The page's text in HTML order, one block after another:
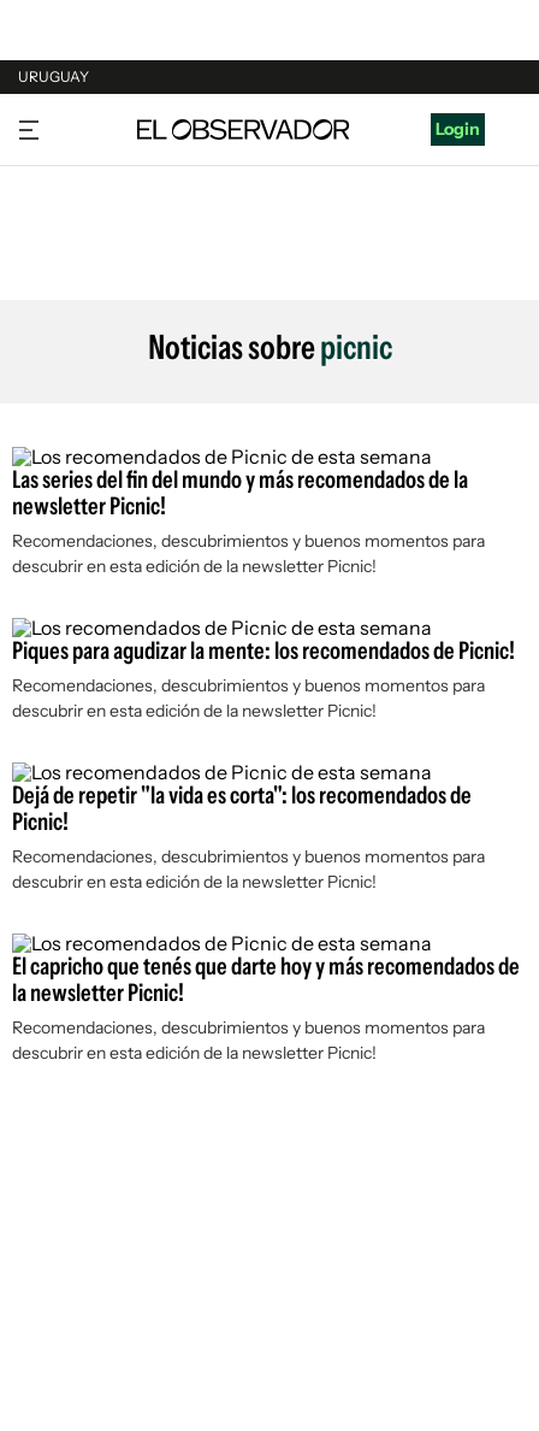
URUGUAY
URUGUAY
ARGENTINA
Login
Noticias sobrepicnic
Las series del fin del mundo y más recomendados de la
newsletter Picnic!
Recomendaciones, descubrimientos y buenos momentos para
descubrir en esta edición de la newsletter Picnic!
Piques para agudizar la mente: los recomendados de Picnic!
Recomendaciones, descubrimientos y buenos momentos para
descubrir en esta edición de la newsletter Picnic!
Dejá de repetir "la vida es corta": los recomendados de
Picnic!
Recomendaciones, descubrimientos y buenos momentos para
descubrir en esta edición de la newsletter Picnic!
El capricho que tenés que darte hoy y más recomendados de
la newsletter Picnic!
Recomendaciones, descubrimientos y buenos momentos para
descubrir en esta edición de la newsletter Picnic!